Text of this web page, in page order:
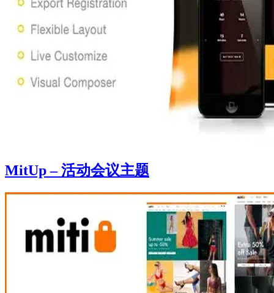
MitUp – 活动会议主题